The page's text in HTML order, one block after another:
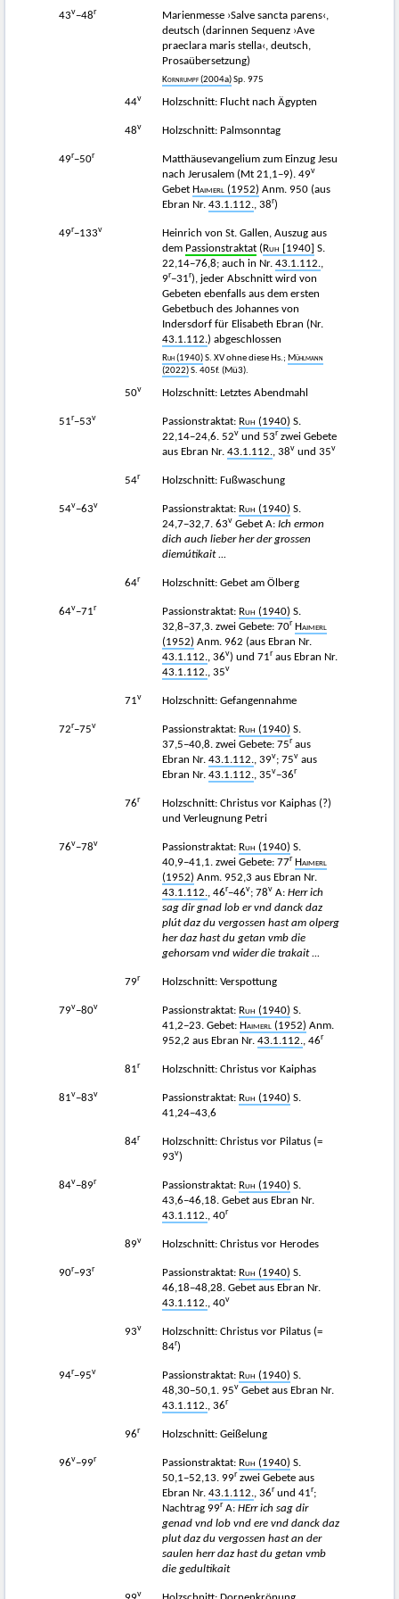
43v−48r
Marienmesse ›Salve sancta parens‹,
deutsch (darinnen Sequenz ›Ave
praeclara maris stella‹, deutsch,
Prosaübersetzung)
Kornrumpf(2004a)Sp. 975
44v Holzschnitt: Flucht nach Ägypten
48v Holzschnitt: Palmsonntag
49r−50r
Matthäusevangelium zum Einzug Jesu
nach Jerusalem (Mt 21,1−9). 49v
Gebet Haimerl (1952) Anm. 950 (aus
Ebran Nr. 43.1.112., 38r)
49r−133v
Heinrich von St. Gallen, Auszug aus
dem Passionstraktat ( Ruh [1940] S.
22,14−76,8; auch in Nr. 43.1.112.,
9r−31r), jeder Abschnitt wird von
Gebeten ebenfalls aus dem ersten
Gebetbuch des Johannes von
Indersdorf für Elisabeth Ebran (Nr.
43.1.112.) abgeschlossen
Ruh(1940)S. XV ohne diese Hs.; Mühlmann
(2022)S. 405f. (Mü3).
50v Holzschnitt: Letztes Abendmahl
51r−53v Passionstraktat: Ruh (1940) S.
22,14−24,6. 52v und 53r zwei Gebete
aus Ebran Nr. 43.1.112., 38v und 35v
54r Holzschnitt: Fußwaschung
54v−63v Passionstraktat: Ruh (1940) S.
24,7−32,7. 63v Gebet A: Ich ermon
dich auch lieber her der grossen
diemútikait ...
64r Holzschnitt: Gebet am Ölberg
64v−71r Passionstraktat: Ruh (1940) S.
32,8−37,3. zwei Gebete: 70r Haimerl
(1952) Anm. 962 (aus Ebran Nr.
43.1.112., 36v) und 71r aus Ebran Nr.
43.1.112., 35v
71v Holzschnitt: Gefangennahme
72r−75v Passionstraktat: Ruh (1940) S.
37,5−40,8. zwei Gebete: 75r aus
Ebran Nr. 43.1.112., 39v; 75v aus
Ebran Nr. 43.1.112., 35v−36r
76r
Holzschnitt: Christus vor Kaiphas (?)
und Verleugnung Petri
76v−78v Passionstraktat: Ruh (1940) S.
40,9−41,1. zwei Gebete: 77r Haimerl
(1952) Anm. 952,3 aus Ebran Nr.
43.1.112., 46r−46v; 78v A: Herr ich
sag dir gnad lob er vnd danck daz
plút daz du vergossen hast am olperg
her daz hast du getan vmb die
gehorsam vnd wider die trakait ...
79r Holzschnitt: Verspottung
79v−80v Passionstraktat: Ruh (1940) S.
41,2−23. Gebet: Haimerl (1952) Anm.
952,2 aus Ebran Nr. 43.1.112., 46r
81r Holzschnitt: Christus vor Kaiphas
81v−83v Passionstraktat: Ruh (1940) S.
41,24−43,6
84r
Holzschnitt: Christus vor Pilatus (=
93v)
84v−89r Passionstraktat: Ruh (1940) S.
43,6−46,18. Gebet aus Ebran Nr.
43.1.112., 40r
89v Holzschnitt: Christus vor Herodes
90r−93r Passionstraktat: Ruh (1940) S.
46,18−48,28. Gebet aus Ebran Nr.
43.1.112., 40v
93v
Holzschnitt: Christus vor Pilatus (=
84r)
94r−95v Passionstraktat: Ruh (1940) S.
48,30−50,1. 95v Gebet aus Ebran Nr.
43.1.112., 36r
96r Holzschnitt: Geißelung
96v−99r Passionstraktat: Ruh (1940) S.
50,1−52,13. 99r zwei Gebete aus
Ebran Nr. 43.1.112., 36r und 41r;
Nachtrag 99r A: HErr ich sag dir
genad vnd lob vnd ere vnd danck daz
plut daz du vergossen hast an der
saulen herr daz hast du getan vmb
die gedultikait
v